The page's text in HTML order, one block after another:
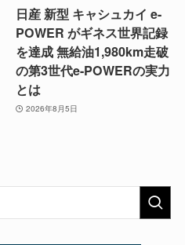
日産 新型 キャシュカイ e-
POWER がギネス世界記録
を達成 無給油1,980km走破
の第3世代e-POWERの実力
とは
2026年8月5日